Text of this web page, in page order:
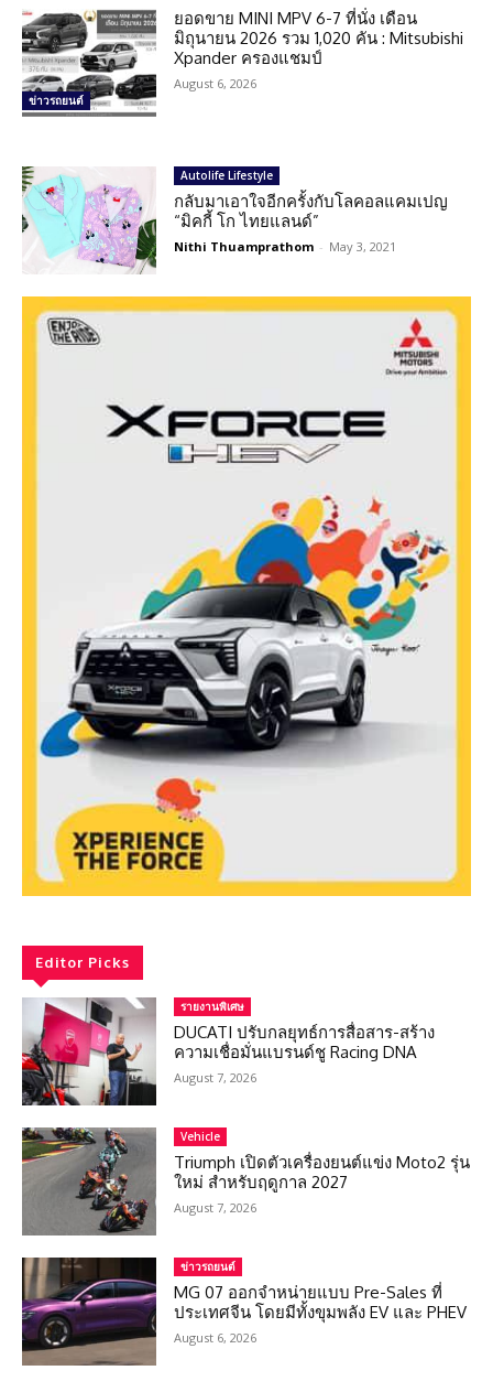
ข่าวรถยนต์
ยอดขาย MINI MPV 6-7 ที่นั่ง เดือน
มิถุนายน 2026 รวม 1,020 คัน : Mitsubishi
Xpander ครองแชมป์
August 6, 2026
Autolife Lifestyle
กลับมาเอาใจอีกครั้งกับโลคอลแคมเปญ
“มิคกี้ โก ไทยแลนด์”
Nithi Thuamprathom - May 3, 2021
Editor Picks
รายงานพิเศษ
DUCATI ปรับกลยุทธ์การสื่อสาร-สร้าง
ความเชื่อมั่นแบรนด์ชู Racing DNA
August 7, 2026
Vehicle
Triumph เปิดตัวเครื่องยนต์แข่ง Moto2 รุ่น
ใหม่ สำหรับฤดูกาล 2027
August 7, 2026
ข่าวรถยนต์
MG 07 ออกจำหน่ายแบบ Pre-Sales ที่
ประเทศจีน โดยมีทั้งขุมพลัง EV และ PHEV
August 6, 2026